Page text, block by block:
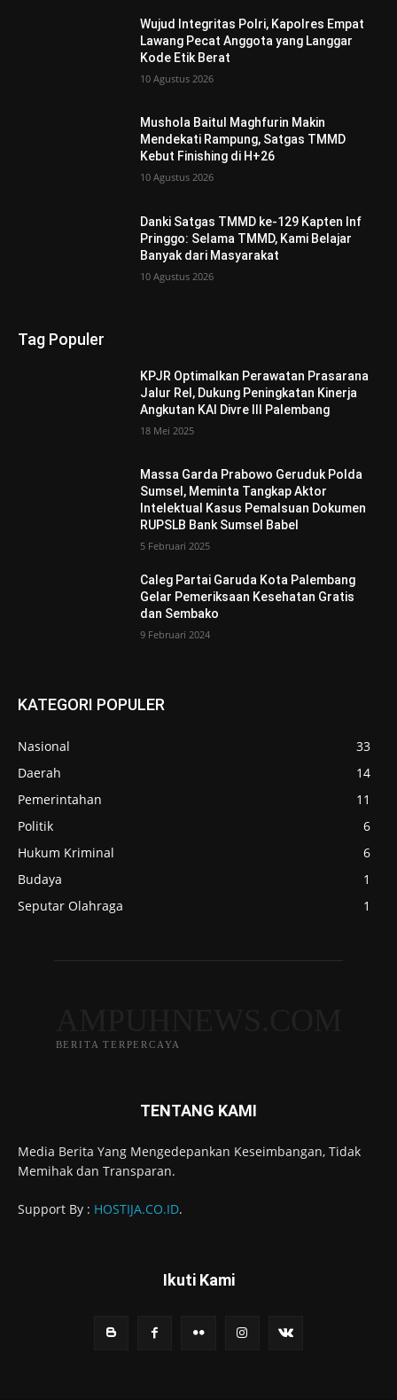
Wujud Integritas Polri, Kapolres Empat
Lawang Pecat Anggota yang Langgar
Kode Etik Berat
10 Agustus 2026
Mushola Baitul Maghfurin Makin
Mendekati Rampung, Satgas TMMD
Kebut Finishing di H+26
10 Agustus 2026
Danki Satgas TMMD ke-129 Kapten Inf
Pringgo: Selama TMMD, Kami Belajar
Banyak dari Masyarakat
10 Agustus 2026
Tag Populer
KPJR Optimalkan Perawatan Prasarana
Jalur Rel, Dukung Peningkatan Kinerja
Angkutan KAI Divre III Palembang
18 Mei 2025
Massa Garda Prabowo Geruduk Polda
Sumsel, Meminta Tangkap Aktor
Intelektual Kasus Pemalsuan Dokumen
RUPSLB Bank Sumsel Babel
5 Februari 2025
Caleg Partai Garuda Kota Palembang
Gelar Pemeriksaan Kesehatan Gratis
dan Sembako
9 Februari 2024
KATEGORI POPULER
Nasional
33
Daerah
14
Pemerintahan
11
Politik
6
Hukum Kriminal
6
Budaya
1
Seputar Olahraga
1
BERITA TERPERCAYA
TENTANG KAMI
Media Berita Yang Mengedepankan Keseimbangan, Tidak
Memihak dan Transparan.
Support By : HOSTIJA.CO.ID.
Ikuti Kami